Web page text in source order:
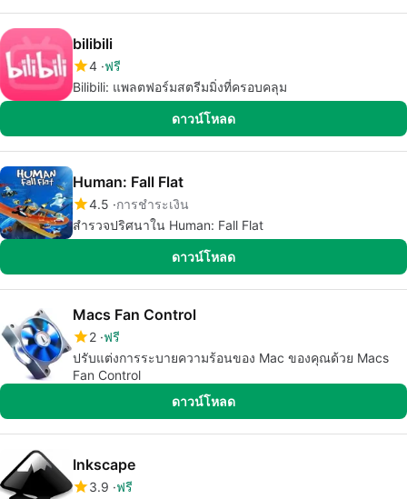
bilibili
4 ฟรี
Bilibili: แพลตฟอร์มสตรีมมิ่งที่ครอบคลุม
ดาวน์โหลด
Human: Fall Flat
4.5 การชำระเงิน
สำรวจปริศนาใน Human: Fall Flat
ดาวน์โหลด
Macs Fan Control
2 ฟรี
ปรับแต่งการระบายความร้อนของ Mac ของคุณด้วย Macs
Fan Control
ดาวน์โหลด
Inkscape
3.9 ฟรี